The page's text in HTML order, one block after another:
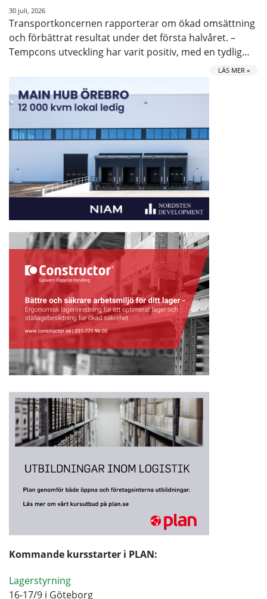
30 juli, 2026
Transportkoncernen rapporterar om ökad omsättning
och förbättrat resultat under det första halvåret. –
Tempcons utveckling har varit positiv, med en tydlig…
LÄS MER »
Kommande kursstarter i PLAN:
Lagerstyrning
16-17/9 i Göteborg